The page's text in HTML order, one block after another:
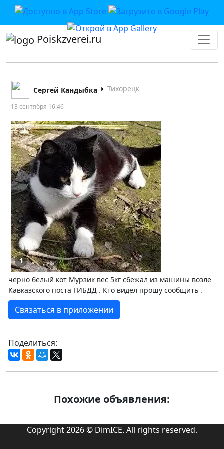
Poiskzverei.ru
Сергей Кандыбка Тихорецк
13 сентября 16:46
1
чёрно белый кот Мурзик вес 5кг сбежал из машины возле
Кавказского поста ГИБДД . Кто видел прошу сообщить .
Связаться в приложении
Поделиться:
Похожие объявления:
Copyright 2026 © DimICE. All rights reserved.